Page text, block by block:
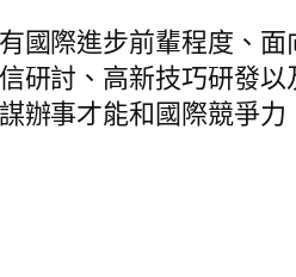
國際進步前輩程度、
研討、高新技巧研發
辦事才能和國際競爭